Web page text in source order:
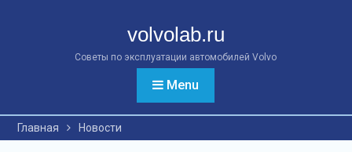
volvolab.ru
Советы по эксплуатации автомобилей Volvo
Menu
Главная Новости